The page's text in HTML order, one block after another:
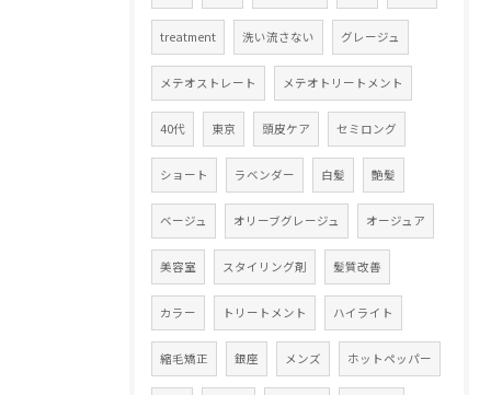
treatment 洗い流さない グレージュ
メテオストレート メテオトリートメント
40代 東京 頭皮ケア セミロング
ショート ラベンダー 白髪 艶髪
ベージュ オリーブグレージュ オージュア
美容室 スタイリング剤 髪質改善
カラー トリートメント ハイライト
縮毛矯正 銀座 メンズ ホットペッパー